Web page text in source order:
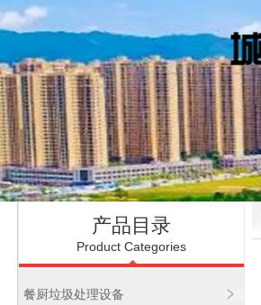
产品目录
Product Categories
餐厨垃圾处理设备